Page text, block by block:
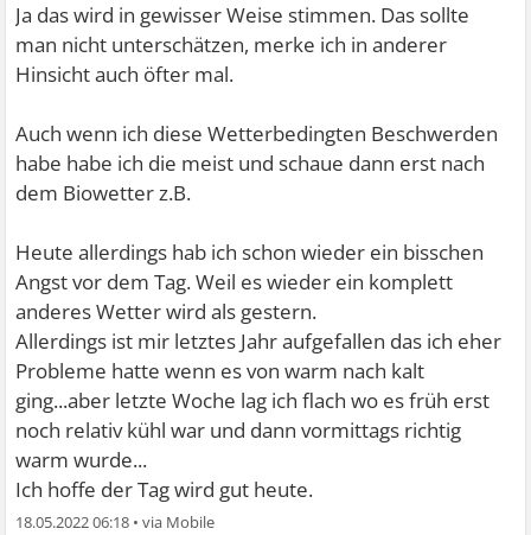
Ja das wird in gewisser Weise stimmen. Das sollte
man nicht unterschätzen, merke ich in anderer
Hinsicht auch öfter mal.
Auch wenn ich diese Wetterbedingten Beschwerden
habe habe ich die meist und schaue dann erst nach
dem Biowetter z.B.
Heute allerdings hab ich schon wieder ein bisschen
Angst vor dem Tag. Weil es wieder ein komplett
anderes Wetter wird als gestern.
Allerdings ist mir letztes Jahr aufgefallen das ich eher
Probleme hatte wenn es von warm nach kalt
ging...aber letzte Woche lag ich flach wo es früh erst
noch relativ kühl war und dann vormittags richtig
warm wurde...
Ich hoffe der Tag wird gut heute.
18.05.2022 06:18 •